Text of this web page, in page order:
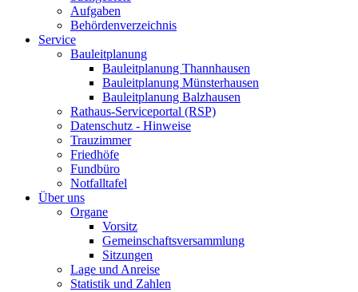
Aufgaben
Behördenverzeichnis
Service
Bauleitplanung
Bauleitplanung Thannhausen
Bauleitplanung Münsterhausen
Bauleitplanung Balzhausen
Rathaus-Serviceportal (RSP)
Datenschutz - Hinweise
Trauzimmer
Friedhöfe
Fundbüro
Notfalltafel
Über uns
Organe
Vorsitz
Gemeinschaftsversammlung
Sitzungen
Lage und Anreise
Statistik und Zahlen